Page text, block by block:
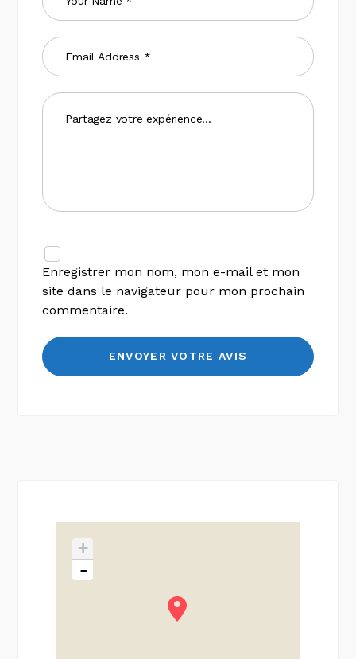
Enregistrer mon nom, mon e-mail et mon
site dans le navigateur pour mon prochain
commentaire.
+
-